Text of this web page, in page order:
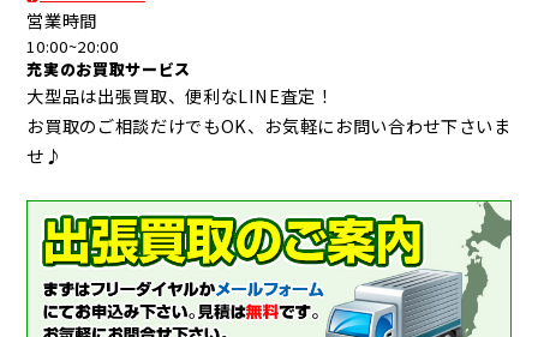
営業時間
10:00~20:00
充実のお買取サービス
大型品は出張買取、便利なLINE査定！
お買取のご相談だけでもOK、お気軽にお問い合わせ下さいま
せ♪